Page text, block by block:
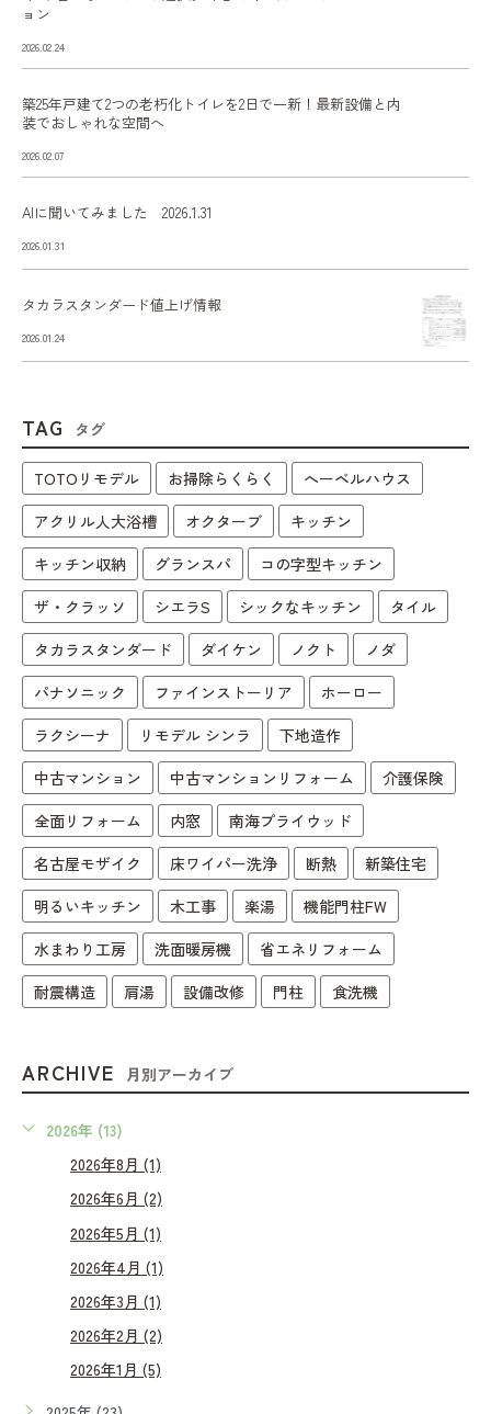
ョン
2026.02.24
築25年戸建て2つの老朽化トイレを2日で一新！最新設備と内
装でおしゃれな空間へ
2026.02.07
AIに聞いてみました 2026.1.31
2026.01.31
タカラスタンダード値上げ情報
2026.01.24
TAG タグ
TOTOリモデル お掃除らくらく
へーベルハウス
アクリル人大浴槽
オクターブ
キッチン
キッチン収納
グランスパ
コの字型キッチン
ザ・クラッソ
シエラS シックなキッチン
タイル
タカラスタンダード
ダイケン ノクト
ノダ
パナソニック
ファインストーリア
ホーロー
ラクシーナ
リモデル シンラ
下地造作
中古マンション
中古マンションリフォーム
介護保険
全面リフォーム
内窓
南海プライウッド
名古屋モザイク
床ワイパー洗浄 断熱
新築住宅
明るいキッチン
木工事 楽湯
機能門柱FW
水まわり工房
洗面暖房機
省エネリフォーム
耐震構造
肩湯 設備改修 門柱 食洗機
ARCHIVE 月別アーカイブ
2026年 (13)
2026年8月 (1)
2026年6月 (2)
2026年5月 (1)
2026年4月 (1)
2026年3月 (1)
2026年2月 (2)
2026年1月 (5)